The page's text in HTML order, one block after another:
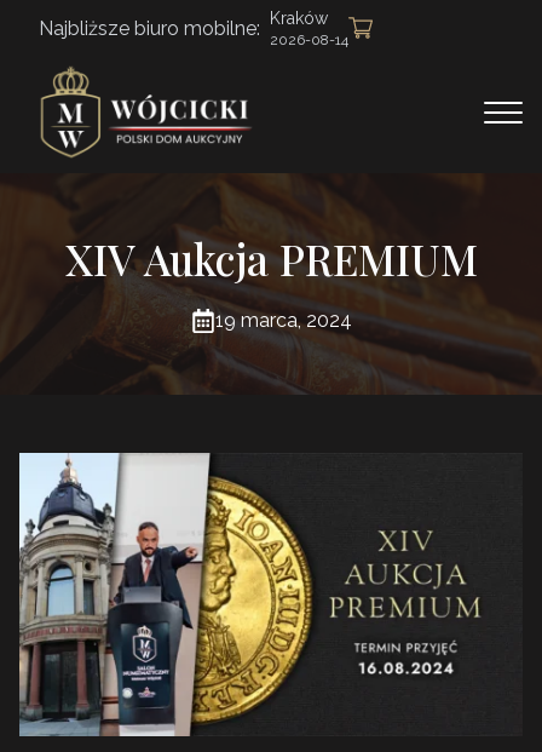
Najbliższe biuro mobilne: Kraków
2026-08-14
XIV Aukcja PREMIUM
19 marca, 2024